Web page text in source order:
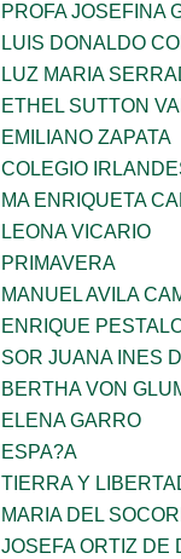
PROFA JOSEFINA
LUIS DONALDO
LUZ MARIA
ETHEL SUTTON
EMILIANO ZAPATA
COLEGIO
MA ENRIQUETA
LEONA VICARIO
PRIMAVERA
MANUEL AVILA
ENRIQUE
SOR JUANA INES
BERTHA VON
ELENA GARRO
ESPA?A
TIERRA Y
MARIA DEL
JOSEFA ORTIZ DE